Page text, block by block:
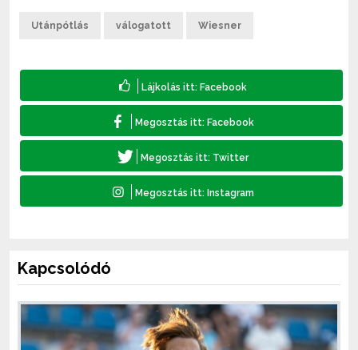
Utánpótlás válogatott Wiesner
Kapcsolódó